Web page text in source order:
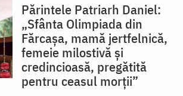
Părintele Patriarh Daniel:
„Sfânta Olimpiada din
Fărcașa, mamă jertfelnică,
femeie milostivă și
credincioasă, pregătită
pentru ceasul morții”